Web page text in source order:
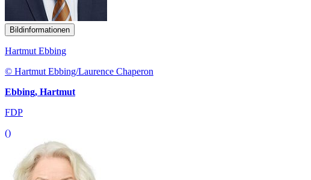
Bildinformationen
Hartmut Ebbing
© Hartmut Ebbing/Laurence Chaperon
Ebbing, Hartmut
FDP
()